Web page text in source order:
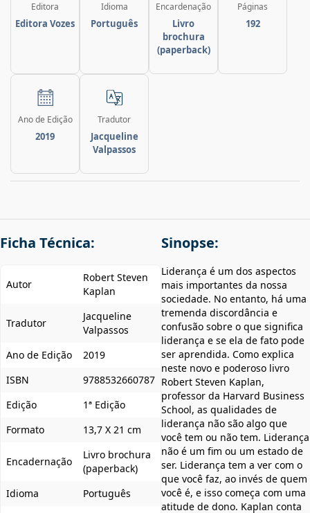
Editora
Editora Vozes
Idioma
Português
Encardenação
Livro
brochura
(paperback)
Páginas
192
Ano de Edição
2019
Tradutor
Jacqueline
Valpassos
Ficha Técnica:
Autor
Robert Steven
Kaplan
Tradutor
Jacqueline
Valpassos
Ano de Edição
2019
ISBN
9788532660787
Edição
1ª Edição
Formato
13,7 X 21 cm
Encadernação
Livro brochura
(paperback)
Idioma
Português
Sinopse:
Liderança é um dos aspectos
mais importantes da nossa
sociedade. No entanto, há uma
tremenda discordância e
confusão sobre o que significa
liderança e se ela de fato pode
ser aprendida. Como explica
neste novo e poderoso livro
Robert Steven Kaplan,
professor da Harvard Business
School, as qualidades de
liderança não são algo que
você tem ou não tem. Liderança
não é um fim ou um estado de
ser. Liderança tem a ver com o
que você faz, ao invés de quem
você é, e isso começa com uma
atitude de dono. Kaplan conta